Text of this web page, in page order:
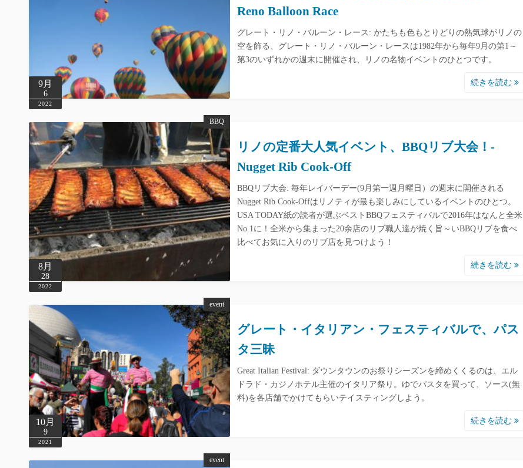
9月
6
2022
Reno Balloon Race
グレート・リノ・バルーン・レース: かたちも色もとりどりの熱気球がリノの
空を飾る、グレート・リノ・バルーン・レースは1982年から毎年9月の第1～
第3のいずれかの週末に開催され、リノの名物イベントのひとつです。
続きを読む
BBQ
8月
28
2022
リノの定番大人気イベント、BBQリブ大会！-
Nugget Rib Cook-Off
BBQリブ大会: 毎年レイバーデー(9月第一週月曜日）の週末に開催される
Nugget Rib Cook-Offはリノティが最も楽しみにしているイベントのひとつ。
USA TODAY紙の読者が選ぶベストBBQフェスティバルで2016年はなんと全米
No.1に！全米から集まった20余店のリブ職人達が焼く旨～いBBQリブを食べ
比べてお気に入りのリブ店を見つけよう！
続きを読む
event
10月
9
2021
グレート・イタリアン・フェスティバルで、パス
タ三昧
Great Italian Festival: ダウンタウンのお祭りシーズンを締めくくるのは、エル
ドラド・カジノホテル主催のイタリア祭り。ゆでパスタを買って、ソース(無
料)を各店舗でかけてもらいテイスティングしよう。
続きを読む
event